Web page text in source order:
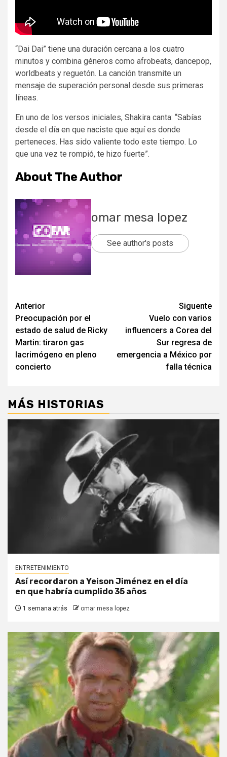
“Dai Dai” tiene una duración cercana a los cuatro
minutos y combina géneros como afrobeats, dancepop,
worldbeats y reguetón. La canción transmite un
mensaje de superación personal desde sus primeras
líneas.
En uno de los versos iniciales, Shakira canta: “Sabías
desde el día en que naciste que aquí es donde
perteneces. Has sido valiente todo este tiempo. Lo
que una vez te rompió, te hizo fuerte”.
About The Author
omar mesa lopez
See author's posts
Post
navigation
Anterior
Preocupación por el
estado de salud de Ricky
Martin: tiraron gas
lacrimógeno en pleno
concierto
Siguente
Vuelo con varios
influencers a Corea del
Sur regresa de
emergencia a México por
falla técnica
MÁS HISTORIAS
ENTRETENIMIENTO
Así recordaron a Yeison Jiménez en el día
en que habría cumplido 35 años
1 semana atrás omar mesa lopez